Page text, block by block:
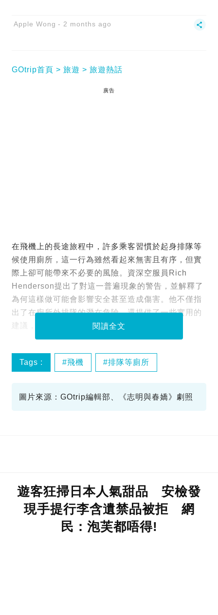
Apple Wong 2 months ago
GOtrip首頁 旅遊 旅遊熱話
廣告
在飛機上的長途旅程中，許多乘客習慣於起身排隊等
候使用廁所，這一行為雖然看起來無害且有序，但實
際上卻可能帶來不必要的風險。資深空服員Rich
Henderson提出了對這一普遍現象的警告，並解釋了
為何這樣做可能會影響安全甚至造成傷害。他不僅指
出了在廁所外排隊的潛在危險，還提供了一些實用的
建議，讓乘客在飛行中更加安全舒適。
閱讀全文
Tags : 飛機 排隊等廁所
圖片來源：GOtrip編輯部、《志明與春嬌》劇照
遊客狂掃日本人氣甜品 安檢發
現手提行李含遺禁品被拒 網
民：泡芙都唔得!